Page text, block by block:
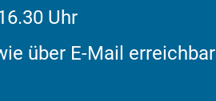
Uhr
über E-Mail erreichbar